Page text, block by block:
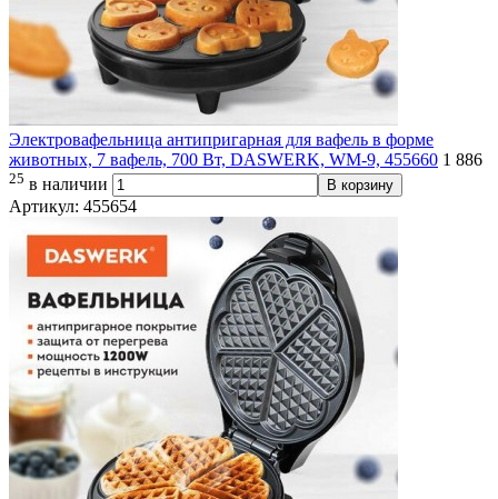
Электровафельница антипригарная для вафель в форме
животных, 7 вафель, 700 Вт, DASWERK, WM-9, 455660 1 886
25 в наличии В корзину
Артикул: 455654